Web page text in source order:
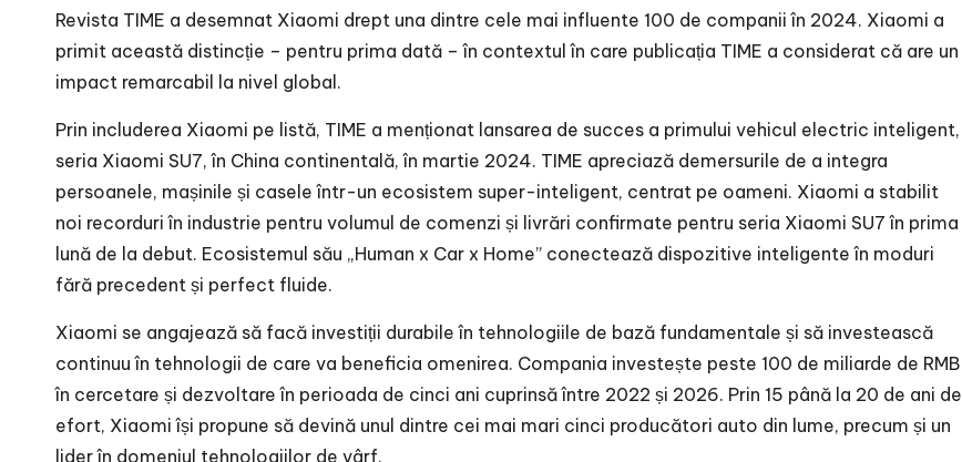
Revista TIME a desemnat Xiaomi drept una dintre cele mai influente 100 de companii în 2024. Xiaomi a
primit această distincție – pentru prima dată – în contextul în care publicația TIME a considerat că are un
impact remarcabil la nivel global.
Prin includerea Xiaomi pe listă, TIME a menționat lansarea de succes a primului vehicul electric inteligent,
seria Xiaomi SU7, în China continentală, în martie 2024. TIME apreciază demersurile de a integra
persoanele, mașinile și casele într-un ecosistem super-inteligent, centrat pe oameni. Xiaomi a stabilit
noi recorduri în industrie pentru volumul de comenzi și livrări confirmate pentru seria Xiaomi SU7 în prima
lună de la debut. Ecosistemul său „Human x Car x Home” conectează dispozitive inteligente în moduri
fără precedent și perfect fluide.
Xiaomi se angajează să facă investiții durabile în tehnologiile de bază fundamentale și să investească
continuu în tehnologii de care va beneficia omenirea. Compania investește peste 100 de miliarde de RMB
în cercetare și dezvoltare în perioada de cinci ani cuprinsă între 2022 și 2026. Prin 15 până la 20 de ani de
efort, Xiaomi își propune să devină unul dintre cei mai mari cinci producători auto din lume, precum și un
lider în domeniul tehnologiilor de vârf.